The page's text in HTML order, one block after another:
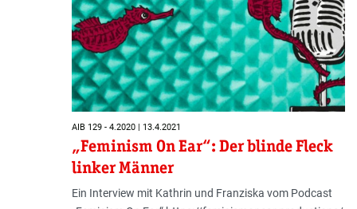
AIB 129 - 4.2020 | 13.4.2021
„Feminism On Ear“: Der blinde Fleck
linker Männer
Ein Interview mit Kathrin und Franziska vom Podcast